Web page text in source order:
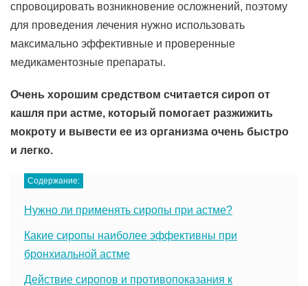
спровоцировать возникновение осложнений, поэтому
для проведения лечения нужно использовать
максимально эффективные и проверенные
медикаментозные препараты.
Очень хорошим средством считается сироп от
кашля при астме, который помогает разжижить
мокроту и вывести ее из организма очень быстро
и легко.
Содержание:
Нужно ли применять сиропы при астме?
Какие сиропы наиболее эффективны при
бронхиальной астме
Действие сиропов и противопоказания к